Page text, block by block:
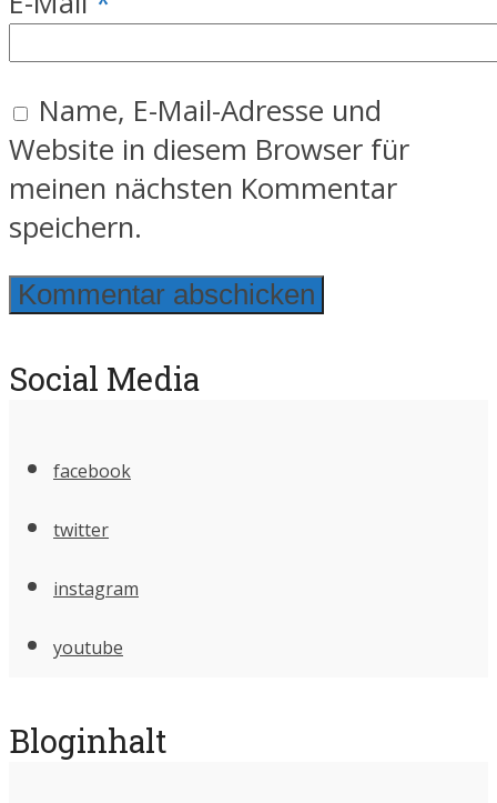
Name, E-Mail-Adresse und
Website in diesem Browser für
meinen nächsten Kommentar
speichern.
Social Media
facebook
twitter
instagram
youtube
Bloginhalt